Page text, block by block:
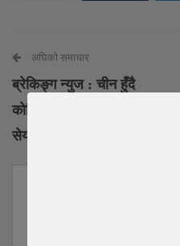
अघिको समाचार
ब्रेकिङ्ग न्युज : चीन हुँदै
कोरिया प्रवेश निषेध ,सक्दो
सेयर गरेर नेपाली सम्म पुर्याउ